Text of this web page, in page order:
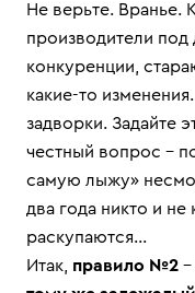
Не верьте. Вранье.
производители
конкуренции,
какие-то
задворки. Задайте
честный вопрос –
самую лыжу»
два года никто и не
раскупаются…
Итак, правило №2 –